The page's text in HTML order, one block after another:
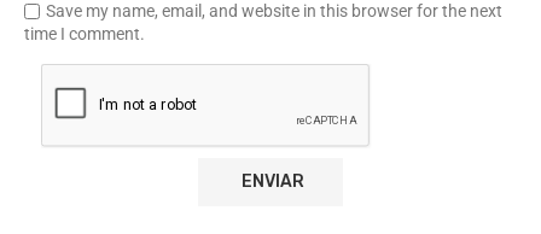
Save my name, email, and website in this browser for the next
time I comment.